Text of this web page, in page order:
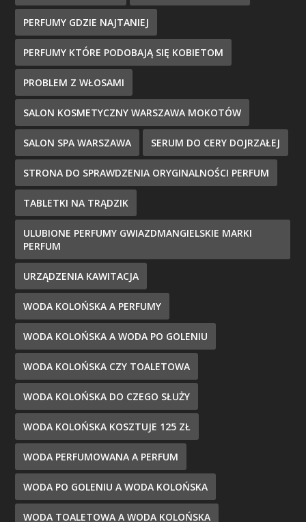
PERFUMY GDZIE NAJTANIEJ
PERFUMY KTÓRE PODOBAJĄ SIĘ KOBIETOM
PROBLEM Z WŁOSAMI
SALON KOSMETYCZNY WARSZAWA MOKOTÓW
SALON SPA WARSZAWA SERUM DO CERY DOJRZAŁEJ
STRONA DO SPRAWDZENIA ORYGINALNOŚCI PERFUM
TABLETKI NA TRĄDZIK
ULUBIONE PERFUMY GWIAZDMANGIELSKIE MARKI
PERFUM
URZĄDZENIA KAWITACJA
WODA KOLOŃSKA A PERFUMY
WODA KOLOŃSKA A WODA PO GOLENIU
WODA KOLOŃSKA CZY TOALETOWA
WODA KOLOŃSKA DO CZEGO SŁUŻY
WODA KOLOŃSKA KOSZTUJE 125 ZŁ
WODA PERFUMOWANA A PERFUM
WODA PO GOLENIU A WODA KOLOŃSKA
WODA TOALETOWA A WODA KOLOŃSKA